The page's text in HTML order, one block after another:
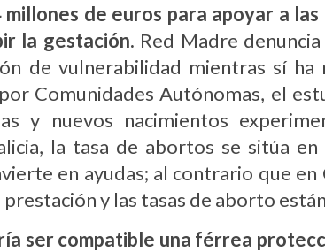
millones de euros para apoyar a
la gestación. Red Madre
de vulnerabilidad mientras sí ha
Comunidades Autónomas, el
y nuevos nacimientos
la tasa de abortos se sitúa
en ayudas; al contrario que en
y las tasas de aborto
ser compatible una férrea